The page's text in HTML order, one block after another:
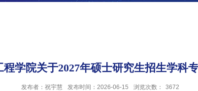
学院关于2027年硕士研究生招生学科
发布者：祝宇慧 发布时间：2026-06-15 浏览次数： 3672